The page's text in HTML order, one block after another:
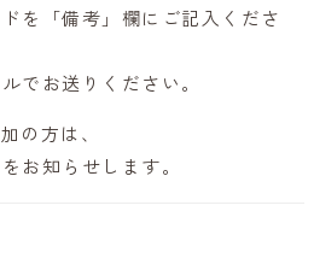
を「備考」欄にご記入くださ
でお送りください。
の方は、
お知らせします。